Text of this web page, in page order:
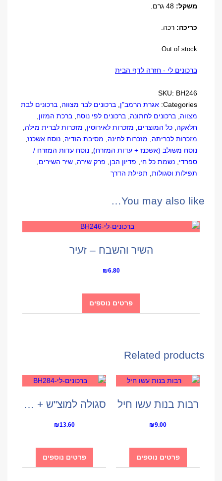
משקל:48 גרם.
כריכה:רכה.
Out of stock
ברכונים לי - חזרה לדף הבית
SKU:BH246
Categories: אגרת הרמב"ן,ברכונים לבר מצווה,ברכונים לבת
מצווה,ברכונים לחתונה,ברכונים לפי נוסח,ברכת המזון ,
חלאקה,כל המוצרים,מזכרות לאירוסין,מזכרות לברית מילה
מזכרות לבריתה,מזכרות לחינה,מסיבת הודיה ,נוסח אשכנז,
נוסח משולב (אשכנז + עדות המזרח),נוסח עדות המזרח /
ספרדי,נשמת כל חי ,פדיון הבן, פרק שירה ,שיר השירים,
תפילות וסגולות,תפילת הדרך
You may also like…
השיר והשבח – זעיר
₪
פרטים נוספים
Related products
רבות בנות עשו חיל
₪
פרטים נוספים
סגולה למוצ"ש + בשמים
₪
פרטים נוספים